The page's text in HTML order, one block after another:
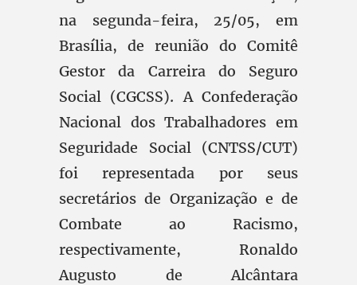
na segunda-feira, 25/05, em
Brasília, de reunião do Comitê
Gestor da Carreira do Seguro
Social (CGCSS). A Confederação
Nacional dos Trabalhadores em
Seguridade Social (CNTSS/CUT)
foi representada por seus
secretários de Organização e de
Combate ao Racismo,
respectivamente, Ronaldo
Augusto de Alcântara